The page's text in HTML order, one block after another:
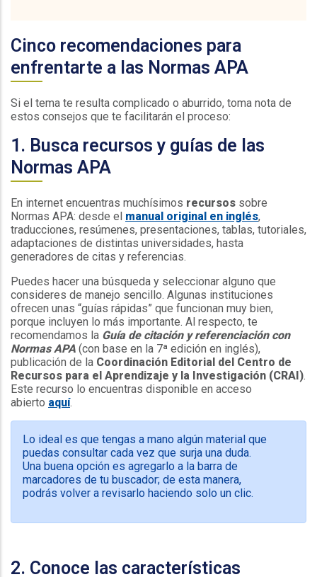
Cinco recomendaciones para
enfrentarte a las Normas APA
Si el tema te resulta complicado o aburrido, toma nota de
estos consejos que te facilitarán el proceso:
1. Busca recursos y guías de las
Normas APA
En internet encuentras muchísimos recursos sobre
Normas APA: desde el manual original en inglés,
traducciones, resúmenes, presentaciones, tablas, tutoriales,
adaptaciones de distintas universidades, hasta
generadores de citas y referencias.
Puedes hacer una búsqueda y seleccionar alguno que
consideres de manejo sencillo. Algunas instituciones
ofrecen unas “guías rápidas” que funcionan muy bien,
porque incluyen lo más importante. Al respecto, te
recomendamos la Guía de citación y referenciación con
Normas APA (con base en la 7ª edición en inglés),
publicación de la Coordinación Editorial del Centro de
Recursos para el Aprendizaje y la Investigación (CRAI).
Este recurso lo encuentras disponible en acceso
abierto aquí.
Lo ideal es que tengas a mano algún material que
puedas consultar cada vez que surja una duda.
Una buena opción es agregarlo a la barra de
marcadores de tu buscador; de esta manera,
podrás volver a revisarlo haciendo solo un clic.
2. Conoce las características